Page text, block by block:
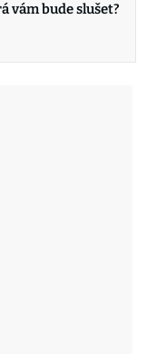
vám bude slušet?